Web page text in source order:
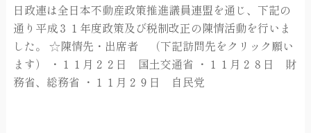
日政連は全日本不動産政策推進議員連盟を通じ、下記の
通り平成３１年度政策及び税制改正の陳情活動を行いま
した。 ☆陳情先・出席者 （下記訪問先をクリック願い
ます） ・１１月２２日 国土交通省 ・１１月２８日 財
務省、総務省 ・１１月２９日 自民党